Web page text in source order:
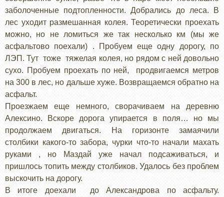
заболоченные подтопленности. Добрались до леса. В
лес уходит размешанная колея. Теоретически проехать
можно, но не ломиться же так несколько км (мы же
асфальтово поехали) . Пробуем еще одну дорогу, по
ЛЭП. Тут тоже тяжелая колея, но рядом с ней довольно
сухо. Пробуем проехать по ней, продвигаемся метров
на 300 в лес, но дальше хуже. Возвращаемся обратно на
асфальт.
Проезжаем еще немного, сворачиваем на деревню
Алексино. Вскоре дорога упирается в поля… но мы
продолжаем двигаться. На горизонте замаячили
столбики какого-то забора, чурки что-то начали махать
руками , но Маздай уже начал подсаживаться, и
пришлось топить между столбиков. Удалось без проблем
выскочить на дорогу.
В итоге доехали до Александрова по асфальту.